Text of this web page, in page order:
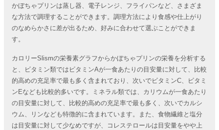
かぼちゃプリンは蒸し器、電子レンジ、フライパンなど、さまざま
な方法で調理することができます。調理方法により食感や仕上がり
のなめらかさに差が出るため、好みに合わせて選ぶことができま
す。
カロリーSlismの栄養素グラフからかぼちゃプリンの栄養を分析する
と、ビタミン類ではビタミンAが一食あたりの目安量に対して、比較
的高めの充足率で最も多く含まれており、次いでビタミンC、ビタミ
ンEなども比較的多いです。ミネラル類では、カリウムが一食あたり
の目安量に対して、比較的高めの充足率で最も多く、次いでカルシ
ウム、リンなども特徴的に含まれています。また、食物繊維と塩分
は目安量に対して少なめですが、コレステロールは目安量をやや上